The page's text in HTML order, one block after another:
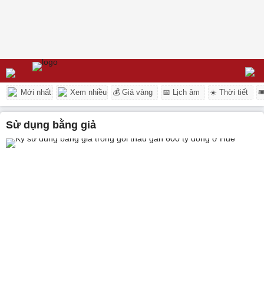
Mới nhất Xem nhiều 💰 Giá vàng 📅 Lịch âm ☀️ Thời tiết
sử dụng bằng giả